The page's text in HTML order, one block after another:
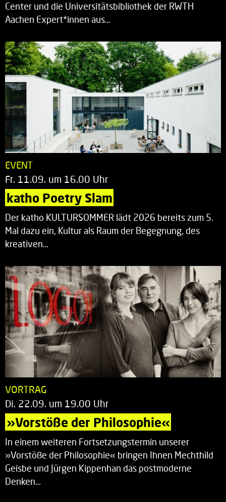
Center und die Universitätsbibliothek der RWTH
Aachen Expert*innen aus…
EVENT
Fr. 11.09. um 16.00 Uhr
katho Poetry Slam
Der katho KULTURSOMMER lädt 2026 bereits zum 5.
Mal dazu ein, Kultur als Raum der Begegnung, des
kreativen…
VORTRAG
Di. 22.09. um 19.00 Uhr
»Vorstöße der Philosophie«
In einem weiteren Fortsetzungstermin unserer
»Vorstöße der Philosophie« bringen Ihnen Mechthild
Geisbe und Jürgen Kippenhan das postmoderne
Denken…